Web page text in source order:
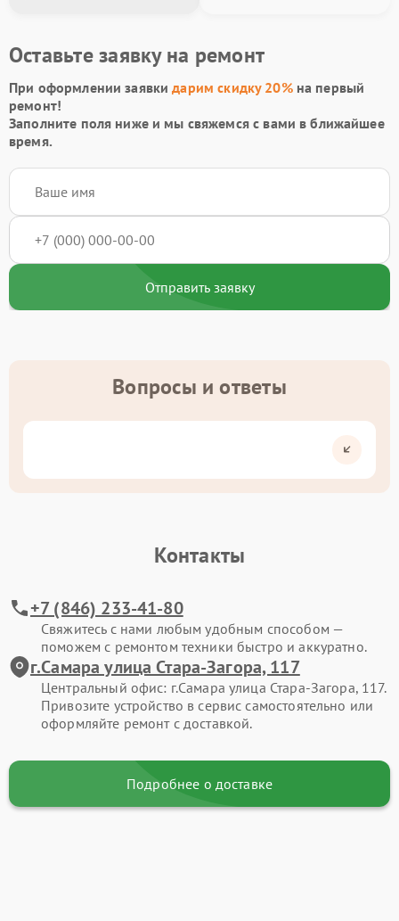
Оставьте заявку на ремонт
При оформлении заявкидарим скидку 20%на первый
ремонт!
Заполните поля ниже и мы свяжемся с вами в ближайшее
время.
Отправить заявку
Вопросы и ответы
Контакты
+7 (846) 233-41-80
Свяжитесь с нами любым удобным способом —
поможем с ремонтом техники быстро и аккуратно.
г.Самара улица Стара-Загора, 117
Центральный офис: г.Самара улица Стара-Загора, 117.
Привозите устройство в сервис самостоятельно или
оформляйте ремонт с доставкой.
Подробнее о доставке